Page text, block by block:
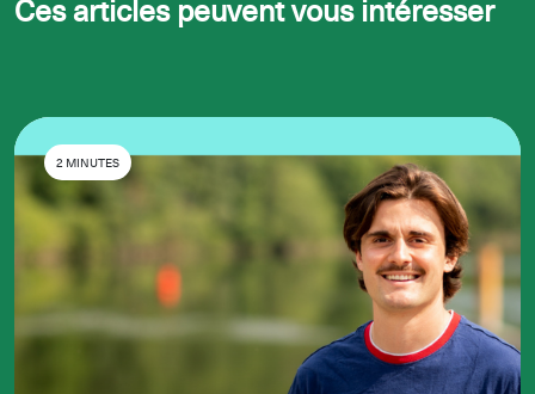
Ces articles peuvent vous intéresser
2 MINUTES